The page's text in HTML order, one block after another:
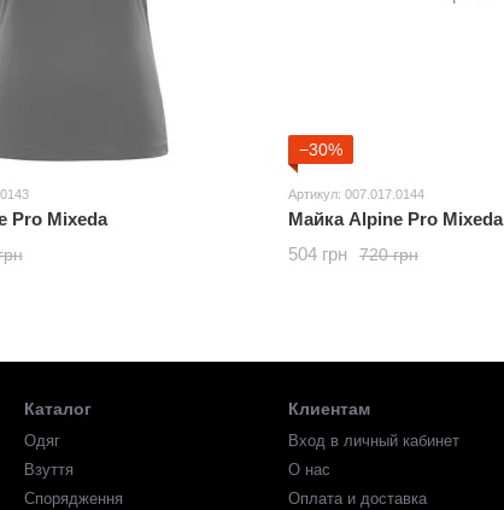
Pro Mixeda
−30%
Артикул: 007.017.0144
Майка Alpine Pro Mixeda
720 грн
504 грн
Каталог
Одяг
Взуття
Спорядження
Клиентам
Вход в личный кабинет
О нас
Оплата и доставка